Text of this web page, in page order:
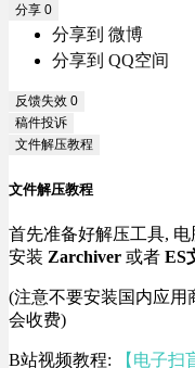
分享 0
分享到 微博
分享到 QQ空间
反馈失效 0
稿件投诉
文件解压教程
文件解压教程
首先准备好解压工具, 电
安装 Zarchiver 或者 ES
(注意不要安装国内应用
会收费)
B站视频教程: 【电子